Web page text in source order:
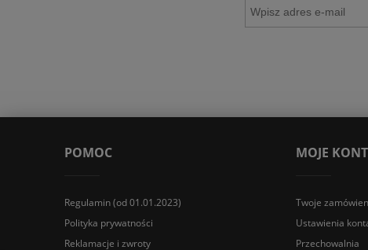
POMOC
Regulamin (od 01.01.2023)
Polityka prywatności
Reklamacje i zwroty
MOJE
Twoje
Ustawienia
Przechowalnia